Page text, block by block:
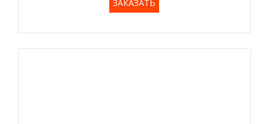
ЗАКАЗАТЬ